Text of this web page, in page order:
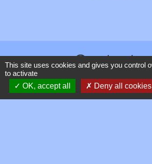
Contacts
Commune de Toussieux
346, Route du Morbier
This site uses cookies and gives you control
to activate
OK, accept all
Deny all cookies